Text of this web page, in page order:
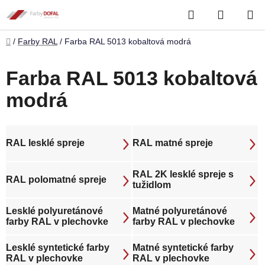
na
obsah
Hľadať
KOŠÍK
Domov
/ Farby RAL / Farba RAL 5013 kobaltová modrá
Farba RAL 5013 kobaltová
modrá
RAL lesklé spreje RAL matné spreje
RAL polomatné spreje
RAL 2K lesklé spreje s
tužidlom
Lesklé polyuretánové
farby RAL v plechovke
Matné polyuretánové
farby RAL v plechovke
Lesklé syntetické farby
RAL v plechovke
Matné syntetické farby
RAL v plechovke